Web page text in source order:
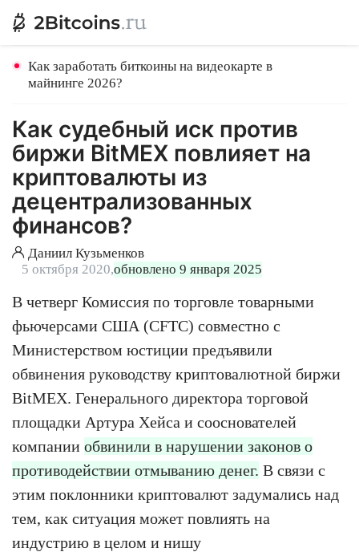
Как заработать биткоины на видеокарте в
майнинге 2026?
Как судебный иск против
биржи BitMEX повлияет на
криптовалюты из
децентрализованных
финансов?
Даниил Кузьменков
5 октября 2020,обновлено 9 января 2025
В четверг Комиссия по торговле товарными
фьючерсами США (CFTC) совместно с
Министерством юстиции предъявили
обвинения руководству криптовалютной биржи
BitMEX. Генерального директора торговой
площадки Артура Хейса и сооснователей
компании обвинили в нарушении законов о
противодействии отмыванию денег. В связи с
этим поклонники криптовалют задумались над
тем, как ситуация может повлиять на
индустрию в целом и нишу